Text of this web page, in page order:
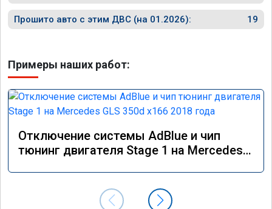
Прошито авто с этим ДВС (на 01.2026): 19
Примеры наших работ:
Отключение системы AdBlue и чип
тюнинг двигателя Stage 1 на Mercedes